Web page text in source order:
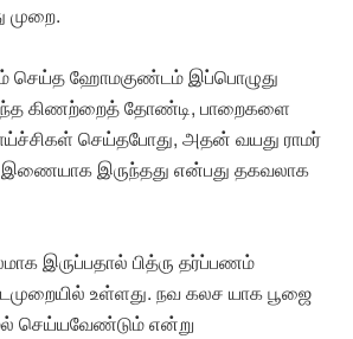
முறை.
செய்த ஹோமகுண்டம் இப்பொழுது
கிணற்றைத் தோண்டி, பாறைகளை
செய்தபோது, அதன் வயது ராமர்
இணையாக இருந்தது என்பது தகவலாக
இருப்பதால் பித்ரு தர்ப்பணம்
உள்ளது. நவ கலச யாக பூஜை
செய்யவேண்டும் என்று